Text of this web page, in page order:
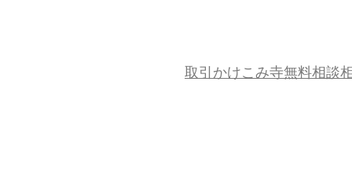
取引かけこみ寺無料相談